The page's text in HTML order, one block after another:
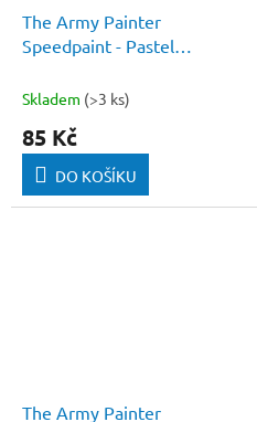
The Army Painter
Speedpaint - Pastel
Skladem (>3 ks)
85 Kč
DO KOŠÍKU
The Army Painter